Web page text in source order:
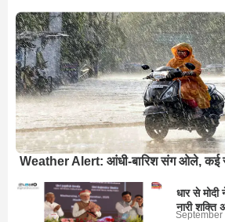
Weather Alert: आंधी-बारिश संग ओले, कई
धार से
नारी शक्ति
September